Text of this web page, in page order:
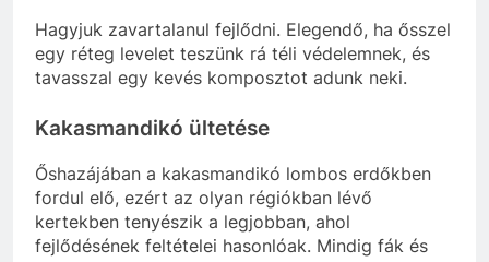
Hagyjuk zavartalanul fejlődni. Elegendő, ha ősszel
egy réteg levelet teszünk rá téli védelemnek, és
tavasszal egy kevés komposztot adunk neki.
Kakasmandikó ültetése
Őshazájában a kakasmandikó lombos erdőkben
fordul elő, ezért az olyan régiókban lévő
kertekben tenyészik a legjobban, ahol
fejlődésének feltételei hasonlóak. Mindig fák és